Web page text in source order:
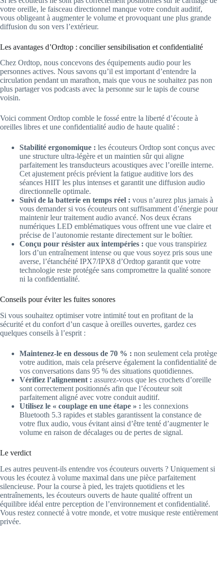
votre oreille, le faisceau directionnel manque votre conduit auditif,
vous obligeant à augmenter le volume et provoquant une plus grande
diffusion du son vers l’extérieur.
Les avantages d’Ordtop : concilier sensibilisation et confidentialité
Chez Ordtop, nous concevons des équipements audio pour les
personnes actives. Nous savons qu’il est important d’entendre la
circulation pendant un marathon, mais que vous ne souhaitez pas non
plus partager vos podcasts avec la personne sur le tapis de course
voisin.
Voici comment Ordtop comble le fossé entre la liberté d’écoute à
oreilles libres et une confidentialité audio de haute qualité :
Stabilité ergonomique : les écouteurs Ordtop sont conçus avec
une structure ultra-légère et un maintien sûr qui aligne
parfaitement les transducteurs acoustiques avec l’oreille interne.
Cet ajustement précis prévient la fatigue auditive lors des
séances HIIT les plus intenses et garantit une diffusion audio
directionnelle optimale.
Suivi de la batterie en temps réel : vous n’aurez plus jamais à
vous demander si vos écouteurs ont suffisamment d’énergie pour
maintenir leur traitement audio avancé. Nos deux écrans
numériques LED emblématiques vous offrent une vue claire et
précise de l’autonomie restante directement sur le boîtier.
Conçu pour résister aux intempéries : que vous transpiriez
lors d’un entraînement intense ou que vous soyez pris sous une
averse, l’étanchéité IPX7/IPX8 d’Ordtop garantit que votre
technologie reste protégée sans compromettre la qualité sonore
ni la confidentialité.
Conseils pour éviter les fuites sonores
Si vous souhaitez optimiser votre intimité tout en profitant de la
sécurité et du confort d’un casque à oreilles ouvertes, gardez ces
quelques conseils à l’esprit :
Maintenez-le en dessous de 70 % : non seulement cela protège
votre audition, mais cela préserve également la confidentialité de
vos conversations dans 95 % des situations quotidiennes.
Vérifiez l’alignement : assurez-vous que les crochets d’oreille
sont correctement positionnés afin que l’écouteur soit
parfaitement aligné avec votre conduit auditif.
Utilisez le « couplage en une étape » : les connexions
Bluetooth 5.3 rapides et stables garantissent la constance de
votre flux audio, vous évitant ainsi d’être tenté d’augmenter le
volume en raison de décalages ou de pertes de signal.
Le verdict
Les autres peuvent-ils entendre vos écouteurs ouverts ? Uniquement si
vous les écoutez à volume maximal dans une pièce parfaitement
silencieuse. Pour la course à pied, les trajets quotidiens et les
entraînements, les écouteurs ouverts de haute qualité offrent un
équilibre idéal entre perception de l’environnement et confidentialité.
Vous restez connecté à votre monde, et votre musique reste entièrement
privée.